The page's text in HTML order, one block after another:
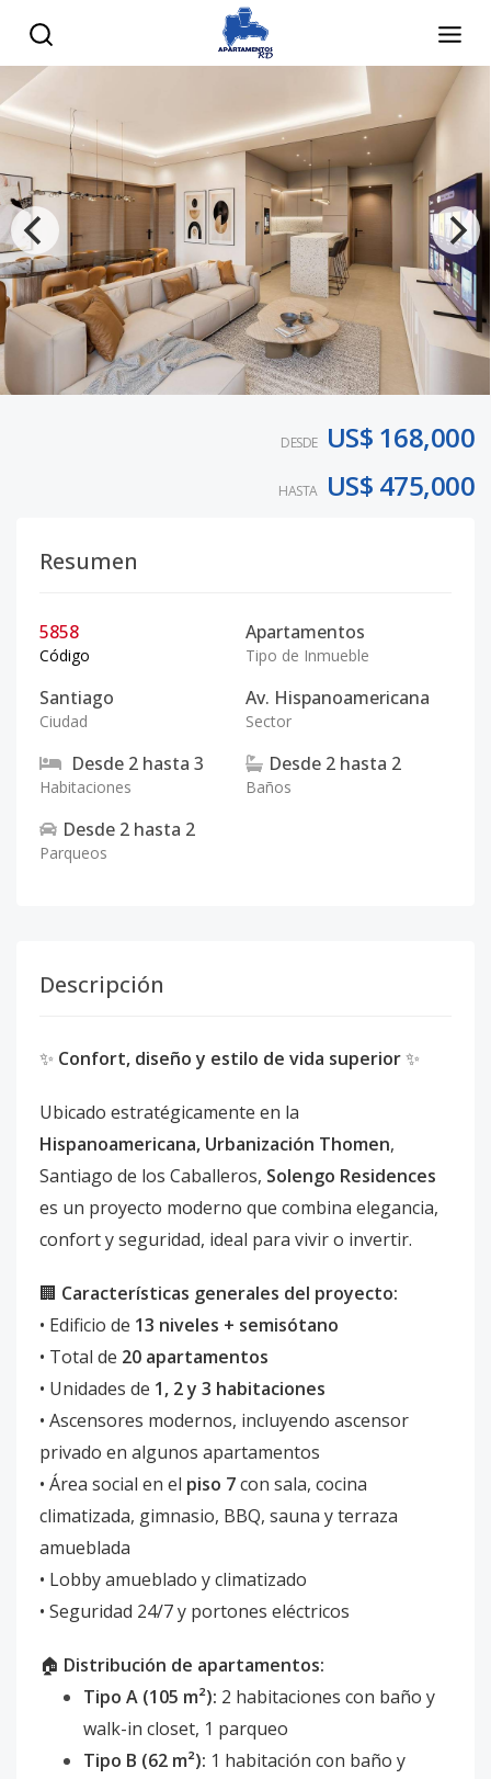
DESDE US$ 168,000
HASTA US$ 475,000
Resumen
5858
Código
Apartamentos
Tipo de Inmueble
Santiago
Ciudad
Av. Hispanoamericana
Sector
Desde 2 hasta 3
Habitaciones
Desde 2 hasta 2
Baños
Desde 2 hasta 2
Parqueos
Descripción
✨ Confort, diseño y estilo de vida superior✨
Ubicado estratégicamente en la
Hispanoamericana, Urbanización Thomen,
Santiago de los Caballeros, Solengo Residences
es un proyecto moderno que combina elegancia,
confort y seguridad, ideal para vivir o invertir.
🏢 Características generales del proyecto:
• Edificio de 13 niveles + semisótano
• Total de 20 apartamentos
• Unidades de 1, 2 y 3 habitaciones
• Ascensores modernos, incluyendo ascensor
privado en algunos apartamentos
• Área social en el piso 7con sala, cocina
climatizada, gimnasio, BBQ, sauna y terraza
amueblada
• Lobby amueblado y climatizado
• Seguridad 24/7 y portones eléctricos
🏠 Distribución de apartamentos:
Tipo A (105 m²): 2 habitaciones con baño y
walk-in closet, 1 parqueo
Tipo B (62 m²): 1 habitación con baño y